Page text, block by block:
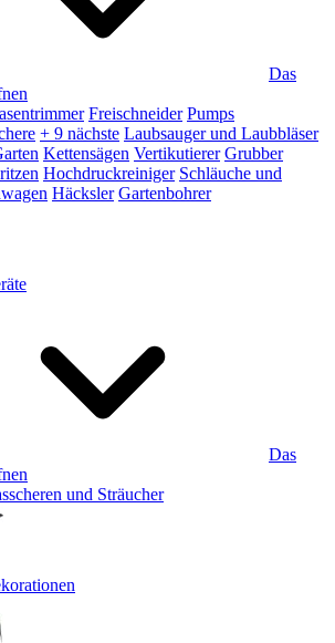
Das
Freischneider Pumps
+ 9 nächste Laubsauger und Laubbläser
Kettensägen Vertikutierer Grubber
Hochdruckreiniger Schläuche und
Häcksler Gartenbohrer
Das
und Sträucher